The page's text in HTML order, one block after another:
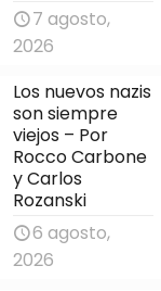
7 agosto,
2026
Los nuevos nazis
son siempre
viejos – Por
Rocco Carbone
y Carlos
Rozanski
6 agosto,
2026